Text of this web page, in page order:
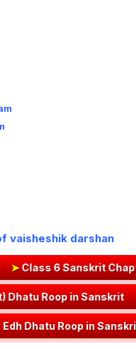
of vaisheshik darshan
Chapter 2 Solutions |
व्याकरण | Vrut (Vrt) Dhatu
in Sanskrit ➤Class 8